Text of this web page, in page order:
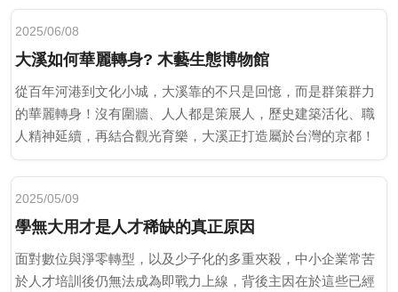
2025/06/08
大溪如何華麗轉身? 木藝生態博物館
從百年河港到文化小城，大溪靠的不只是回憶，而是群策群力
的華麗轉身！沒有圍牆、人人都是策展人，歷史建築活化、職
人精神延續，再結合觀光育樂，大溪正打造屬於台灣的京都！
2025/05/09
學無大用才是人才稀缺的真正原因
面對數位與淨零轉型，以及少子化的多重夾殺，中小企業常苦
於人才培訓後仍無法成為即戰力上線，背後主因在於這些已經